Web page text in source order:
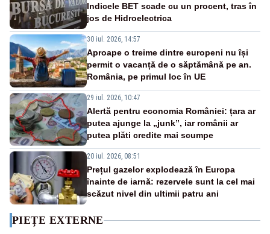
Indicele BET scade cu un procent, tras în
jos de Hidroelectrica
30 iul. 2026, 14:57
Aproape o treime dintre europeni nu își
permit o vacanță de o săptămână pe an.
România, pe primul loc în UE
29 iul. 2026, 10:47
Alertă pentru economia României: țara ar
putea ajunge la „junk”, iar românii ar
putea plăti credite mai scumpe
20 iul. 2026, 08:51
Prețul gazelor explodează în Europa
înainte de iarnă: rezervele sunt la cel mai
scăzut nivel din ultimii patru ani
PIEȚE EXTERNE